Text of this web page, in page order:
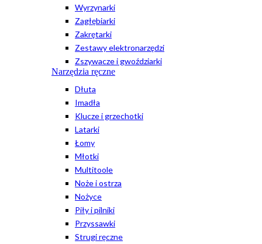
Wyrzynarki
Zagłębiarki
Zakrętarki
Zestawy elektronarzędzi
Zszywacze i gwoździarki
Narzędzia ręczne
Dłuta
Imadła
Klucze i grzechotki
Latarki
Łomy
Młotki
Multitoole
Noże i ostrza
Nożyce
Piły i pilniki
Przyssawki
Strugi ręczne